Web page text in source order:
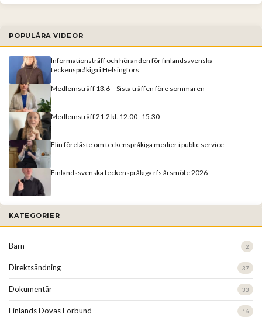
POPULÄRA VIDEOR
Informationsträff och höranden för finlandssvenska
teckenspråkiga i Helsingfors
Medlemsträff 13.6 – Sista träffen före sommaren
Medlemsträff 21.2 kl. 12.00–15.30
Elin föreläste om teckenspråkiga medier i public service
Finlandssvenska teckenspråkiga rfs årsmöte 2026
KATEGORIER
Barn 2
Direktsändning 37
Dokumentär 33
Finlands Dövas Förbund 16